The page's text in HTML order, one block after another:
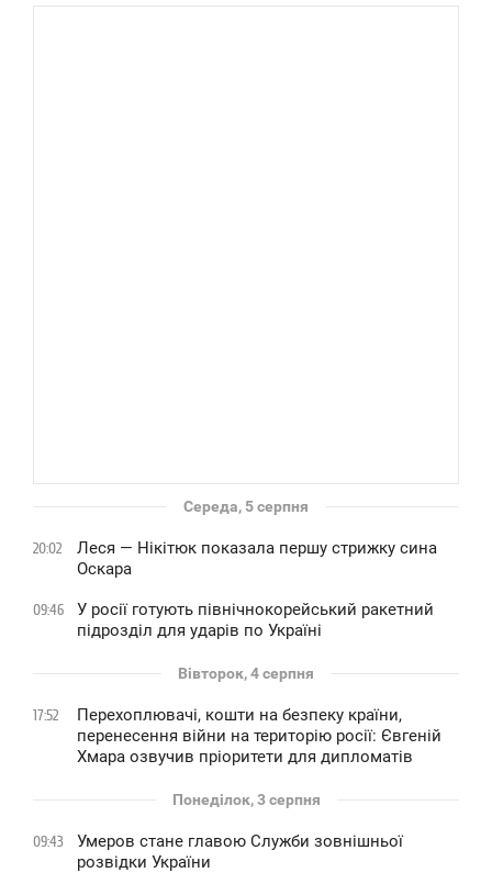
Середа, 5 серпня
20:02
Леся — Нікітюк показала першу стрижку сина
Оскара
09:46
У росії готують північнокорейський ракетний
підрозділ для ударів по Україні
Вівторок, 4 серпня
17:52
Перехоплювачі, кошти на безпеку країни,
перенесення війни на територію росії: Євгеній
Хмара озвучив пріоритети для дипломатів
Понеділок, 3 серпня
09:43
Умеров стане главою Служби зовнішньої
розвідки України